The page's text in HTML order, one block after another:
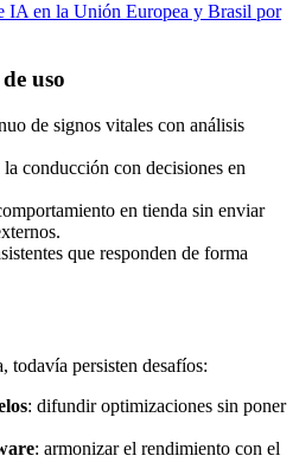
IA en la Unión Europea y Brasil por
uso
de signos vitales con análisis
la conducción con decisiones en
en tienda sin enviar
que responden de forma
todavía persisten desafíos:
: difundir optimizaciones sin poner
: armonizar el rendimiento con el